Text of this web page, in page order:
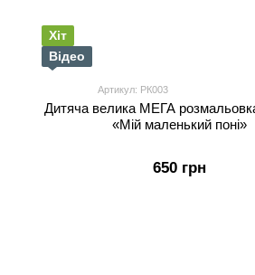
Хіт
Відео
Артикул: РК003
Дитяча велика МЕГА
«Мій маленький поні»
650 грн